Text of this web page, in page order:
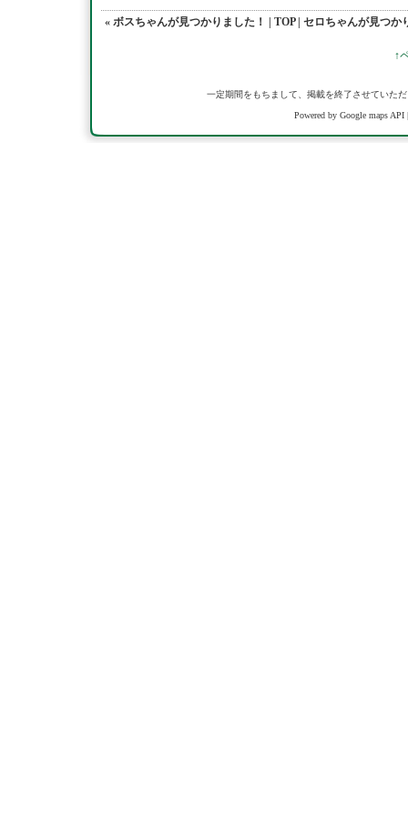
« ボスちゃんが見つかりました！ | TOP| セロちゃんが見つか
↑
一定期間をもちまして、掲載を終了させていた
Powered by Google maps